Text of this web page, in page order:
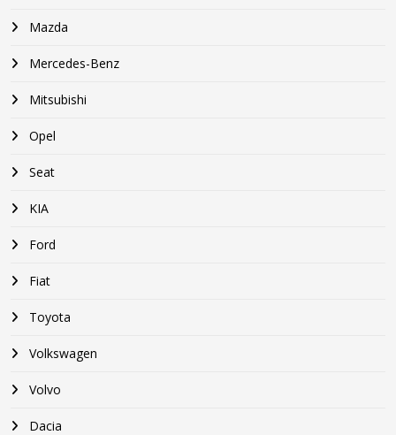
Mazda
Mercedes-Benz
Mitsubishi
Opel
Seat
KIA
Ford
Fiat
Toyota
Volkswagen
Volvo
Dacia